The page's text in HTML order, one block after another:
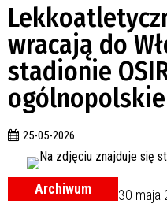
wracają do
stadionie
25-05-2026
Archiwum
30 maja